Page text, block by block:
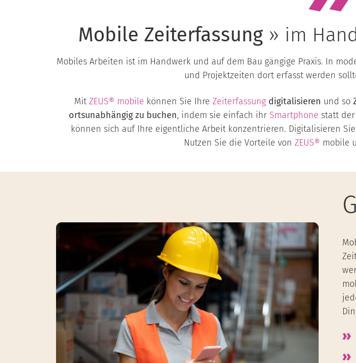
Mobile Zeiterfassung» im
Mobiles Arbeiten ist im Handwerk und auf dem Bau gängige Praxis. In
und Projektzeiten dort erfasst werden
Mit ZEUS® mobile können Sie Ihre Zeiterfassung digitalisieren und so
ortsunabhängig zu buchen, indem sie einfach ihr Smartphone statt
können sich auf Ihre eigentliche Arbeit konzentrieren. Digitalisieren
Nutzen Sie die Vorteile von ZEUS® mobile